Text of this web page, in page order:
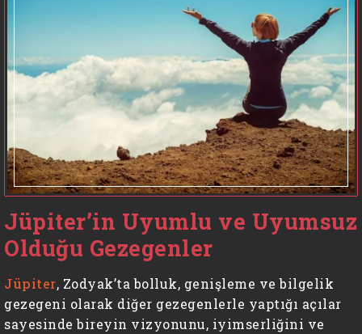
Jüpiter’in Uyumlu ve Uyumsuz
Olduğu Gezegenler
Jüpiter, Zodyak’ta bolluk, genişleme ve bilgelik
gezegeni olarak diğer gezegenlerle yaptığı açılar
sayesinde bireyin vizyonunu, iyimserliğini ve